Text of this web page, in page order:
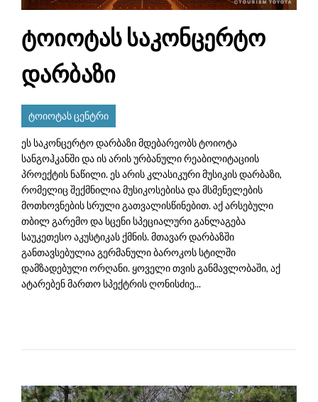
ტოიოტას საკონცერტო
დარბაზი
ტოიოტას ცენტრი
ეს საკონცერტო დარბაზი მდებარეობს ტოიოტა
სანგოჰკანში და ის არის ურბანული რეაბილიტაციის
პროექტის ნაწილი. ეს არის კლასიკური მუსიკის დარბაზი,
რომელიც შექმნილია მუსიკოსებისა და მსმენელების
მოთხოვნების სრული გათვალისწინებით. აქ არსებული
თბილ გარემო და სცენი სპეციალური განლაგება
საუკეთესო აკუსტიკას ქმნის. მთავარ დარბაზში
განთავსებულია გერმანული ბაროკოს სტილში
დამზადებული ორღანი. ყოველი თვის განმავლობაში, აქ
ატარებენ მართო სპექტრის ღონისძიე...